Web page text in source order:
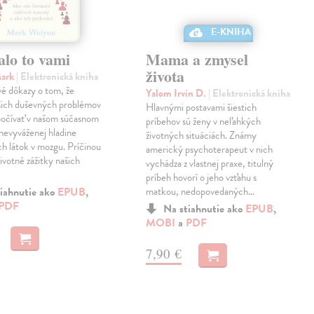
to vami
| Elektronická kniha
dôkazy o tom, že
duševných problémov
v našom súčasnom
hladine
látok v mozgu. Príčinou
zážitky našich
ako EPUB,
Mama a zmysel
života
Yalom Irvin D. | Elektronická kniha
Hlavnými postavami šiestich
príbehov sú ženy v neľahkých
životných situáciách. Známy
americký psychoterapeut v nich
vychádza z vlastnej praxe, titulný
príbeh hovorí o jeho vzťahu s
matkou, nedopovedaných…
Na stiahnutie ako EPUB,
MOBI a PDF
7,90 €